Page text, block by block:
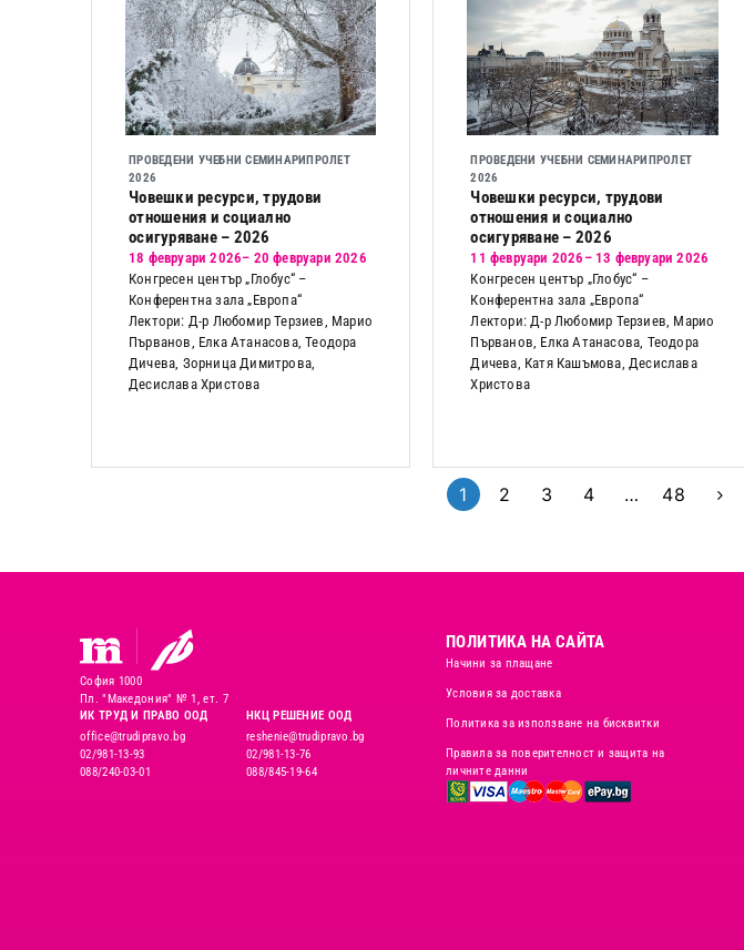
ПРОВЕДЕНИ УЧЕБНИ СЕМИНАРИ ПРОЛЕТ
2026
Човешки ресурси, трудови
отношения и социално
осигуряване – 2026
18 февруари 2026– 20 февруари 2026
Конгресен център „Глобус“ –
Конферентна зала „Европа“
Лектори: Д-р Любомир Терзиев, Марио
Първанов, Елка Атанасова, Теодора
Дичева, Зорница Димитрова,
Десислава Христова
ПРОВЕДЕНИ УЧЕБНИ СЕМИНАРИ ПРОЛЕТ
2026
Човешки ресурси, трудови
отношения и социално
осигуряване – 2026
11 февруари 2026 – 13 февруари 2026
Конгресен център „Глобус“ –
Конферентна зала „Европа“
Лектори: Д-р Любомир Терзиев, Марио
Първанов, Елка Атанасова, Теодора
Дичева, Катя Кашъмова, Десислава
Христова
1 2 3 4 … 48
София 1000
Пл. "Македония" № 1, ет. 7
ИК ТРУД И ПРАВО ООД
office@trudipravo.bg
02/981-13-93
088/240-03-01
НКЦ РЕШЕНИЕ ООД
reshenie@trudipravo.bg
02/981-13-76
088/845-19-64
ПОЛИТИКА НА САЙТА
Начини за плащане
Условия за доставка
Политика за използване на бисквитки
Правила за поверителност и защита на
личните данни